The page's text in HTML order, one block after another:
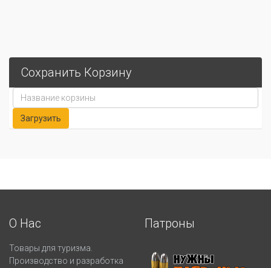
Сохранить Корзину
О Нас
Товары для туризма.
Производство и разработка
Патроны